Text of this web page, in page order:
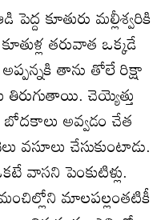
పెద్ద కూతురు మల్లీశ్వరికి
తరువాత ఒక్కడే
అప్పన్నకి తాను తోలే రిక్షా
తిరుగుతాయి. చెయ్యెత్తు
అవ్వడం చేత
వసూలు చేసుకుంటాడు.
వాసని పెంకుటిళ్లు.
మాలపల్లంతటికీ